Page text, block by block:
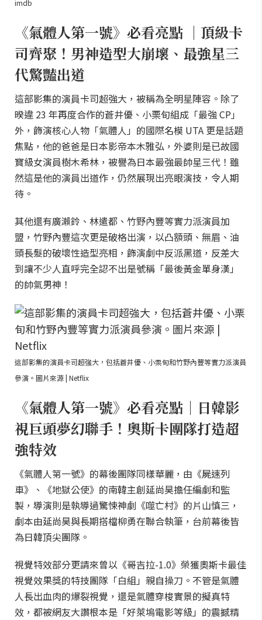
imdb
《氣體人第一號》必看亮點 ｜頂級卡
司齊聚！男神造型大崩壞、最強星三
代驚豔出道
這部影集的演員卡司超強大，被稱為全明星陣容。除了
暌違 23 年再度合作的蒼井優、小栗旬組成「最強 CP」
外，飾演核心人物「氣體人」的國際名模 UTA 更是話題
焦點，他的爸爸是日本影帝本木雅弘，外婆則是已故國
寶級女演員樹木希林，被譽為日本最強最帥星三代！雖
然這是他的演員出道作，仍然展現出亮眼演技，令人期
待。
其他還有廣瀨鈴、林遣都、竹野內豐等實力派演員加
盟，竹野內豐這次更是破格出演，以凸額頭、無眉、油
頭長髮的破壞性造型亮相，飾演劇中反派黑道，反差大
到讓不少人直呼完全認不出是號稱「最後黃金單身漢」
的帥氣男神！
這部影集的演員卡司超強大，包括蒼井優、小栗旬和竹野內豐等實力派演員
參演。圖片來源 | Netflix
《氣體人第一號》必看亮點｜日韓影
視巨頭夢幻聯手！奧斯卡團隊打造超
強特效
《氣體人第一號》的幕後團隊同樣華麗，由《屍速列
車》、《地獄公使》的南韓主創延尚昊擔任編劇和監
製，導演則是執導過驚悚神劇《噬亡村》的片山慎三，
劇本由延尚昊與長期搭檔柳勇在聯合執筆，台前幕後皆
為日韓頂尖團隊。
視覺特效部分更請來曾以《哥吉拉-1.0》榮獲奧斯卡最佳
視覺效果獎的特技團隊「白組」親自操刀。不管是氣體
人長出血肉的爆裂視覺，還是氣體穿梭實景的擬真特
效，都被網友大讚根本是「好萊塢電影等級」的震撼精